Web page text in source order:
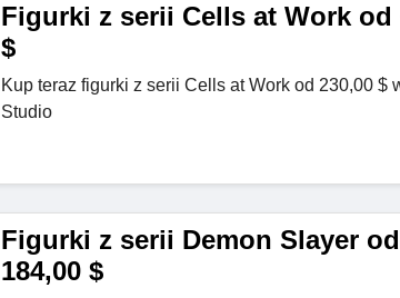
Figurki z serii Cells at Work od
$
Kup teraz figurki z serii Cells at Work od 230,00 $
Studio
Figurki z serii Demon Slayer od
184,00 $